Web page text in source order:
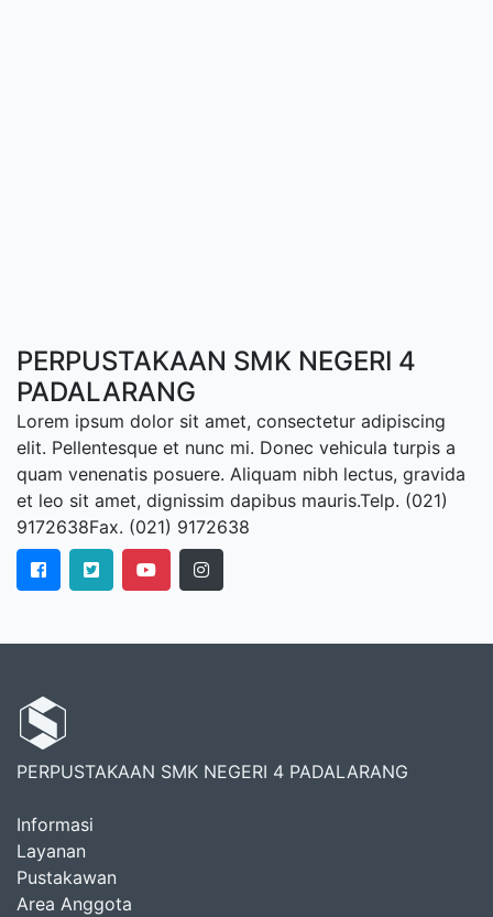
PERPUSTAKAAN SMK NEGERI 4
PADALARANG
Lorem ipsum dolor sit amet, consectetur adipiscing
elit. Pellentesque et nunc mi. Donec vehicula turpis a
quam venenatis posuere. Aliquam nibh lectus, gravida
et leo sit amet, dignissim dapibus mauris.Telp. (021)
9172638Fax. (021) 9172638
PERPUSTAKAAN SMK NEGERI 4 PADALARANG
Informasi
Layanan
Pustakawan
Area Anggota